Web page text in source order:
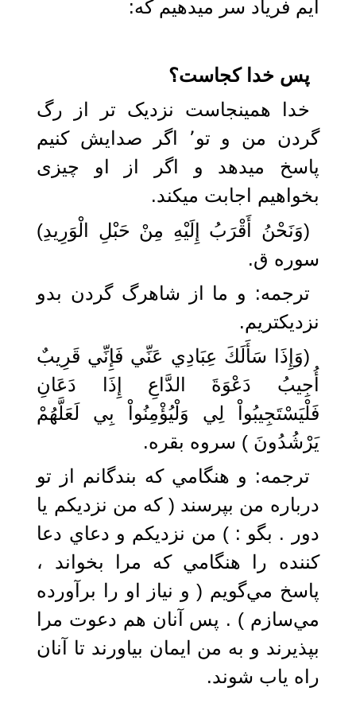
ایم فریاد سر میدهیم که:
پس خدا کجاست؟
خدا همینجاست نزدیک تر از رگ
گردن من و تو٬ اگر صدایش کنیم
پاسخ میدهد و اگر از او چیزی
بخواهیم اجابت میکند.
(وَنَحْنُ أَقْرَبُ إِلَيْهِ مِنْ حَبْلِ الْوَرِيدِ)
سوره ق.
ترجمه: و ما از شاهرگ گردن بدو
نزديكتريم.
(وَإِذَا سَأَلَكَ عِبَادِي عَنِّي فَإِنِّي قَرِيبٌ
أُجِيبُ دَعْوَةَ الدَّاعِ إِذَا دَعَانِ
فَلْيَسْتَجِيبُواْ لِي وَلْيُؤْمِنُواْ بِي لَعَلَّهُمْ
يَرْشُدُونَ ) سروه بقره.
ترجمه: ‏و هنگامي كه بندگانم از تو
درباره من بپرسند ( كه من نزديكم يا
دور . بگو : ) من نزديكم و دعاي دعا
كننده را هنگامي كه مرا بخواند ،
پاسخ مي‌گويم ( و نياز او را برآورده
مي‌سازم ) . پس آنان هم دعوت مرا
بپذيرند و به من ايمان بياورند تا آنان
راه یاب شوند.